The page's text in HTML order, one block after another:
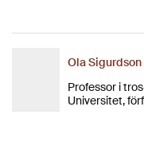
Ola Sigurdson
Professor i
Universitet,